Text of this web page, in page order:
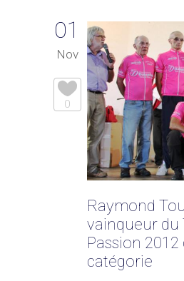
01
Nov
0
Raymond
vainqueur du
Passion 2012
catégorie